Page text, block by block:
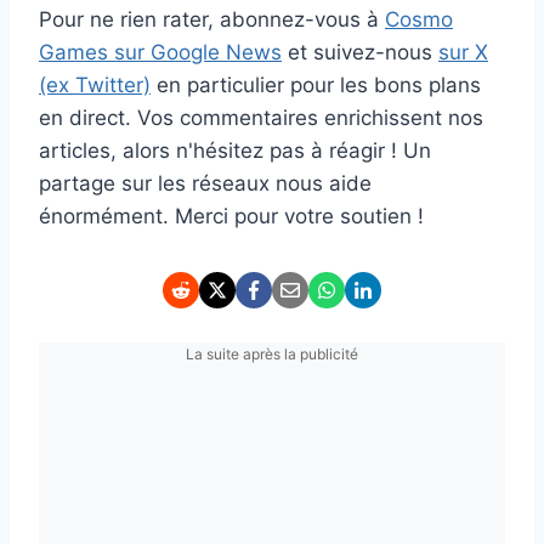
Pour ne rien rater, abonnez-vous à Cosmo
Games sur Google News et suivez-nous sur X
(ex Twitter) en particulier pour les bons plans
en direct. Vos commentaires enrichissent nos
articles, alors n'hésitez pas à réagir ! Un
partage sur les réseaux nous aide
énormément. Merci pour votre soutien !
La suite après la publicité